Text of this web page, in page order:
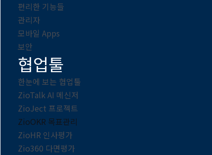
편리한 기능들
관리자
모바일 Apps
보안
협업툴
한눈에 보는 협업툴
ZioTalk AI 메신저
ZioJect 프로젝트
ZioOKR 목표관리
ZioHR 인사평가
Zio360 다면평가